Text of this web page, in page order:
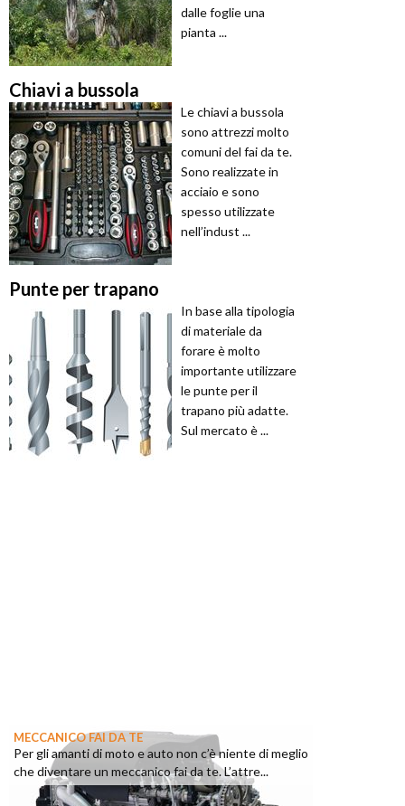
dalle foglie una
pianta ...
Chiavi a bussola
Le chiavi a bussola
sono attrezzi molto
comuni del fai da te.
Sono realizzate in
acciaio e sono
spesso utilizzate
nell’indust ...
Punte per trapano
In base alla tipologia
di materiale da
forare è molto
importante utilizzare
le punte per il
trapano più adatte.
Sul mercato è ...
MECCANICO FAI DA TE
Per gli amanti di moto e auto non c’è niente di meglio
che diventare un meccanico fai da te. L’attre...